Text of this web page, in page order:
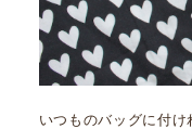
いつものバッグに付